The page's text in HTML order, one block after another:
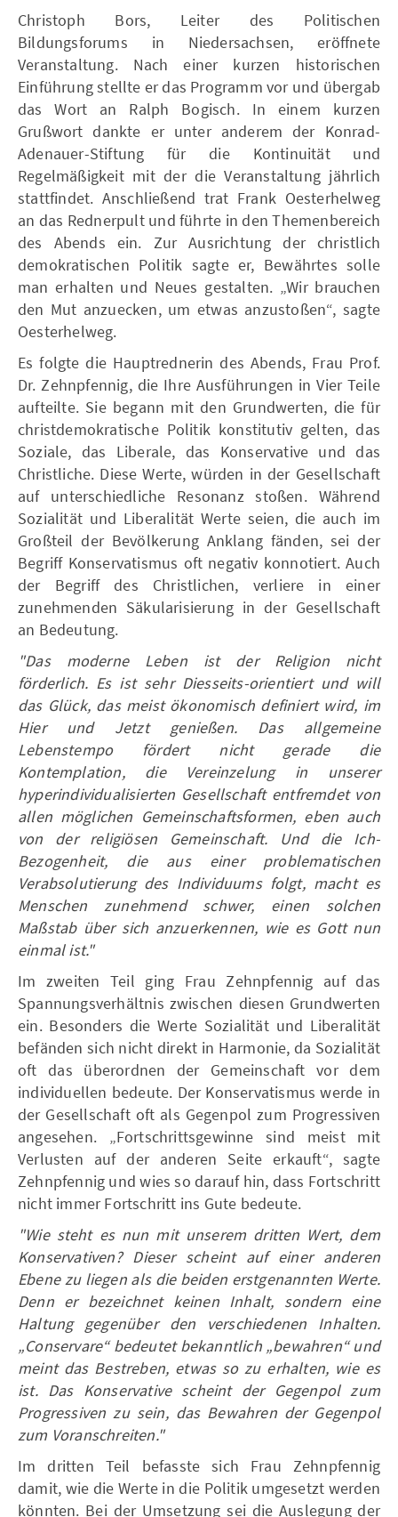
Christoph Bors, Leiter des Politischen
Bildungsforums in Niedersachsen, eröffnete
Veranstaltung. Nach einer kurzen historischen
Einführung stellte er das Programm vor und übergab
das Wort an Ralph Bogisch. In einem kurzen
Grußwort dankte er unter anderem der Konrad-
Adenauer-Stiftung für die Kontinuität und
Regelmäßigkeit mit der die Veranstaltung jährlich
stattfindet. Anschließend trat Frank Oesterhelweg
an das Rednerpult und führte in den Themenbereich
des Abends ein. Zur Ausrichtung der christlich
demokratischen Politik sagte er, Bewährtes solle
man erhalten und Neues gestalten. „Wir brauchen
den Mut anzuecken, um etwas anzustoßen“, sagte
Oesterhelweg.
Es folgte die Hauptrednerin des Abends, Frau Prof.
Dr. Zehnpfennig, die Ihre Ausführungen in Vier Teile
aufteilte. Sie begann mit den Grundwerten, die für
christdemokratische Politik konstitutiv gelten, das
Soziale, das Liberale, das Konservative und das
Christliche. Diese Werte, würden in der Gesellschaft
auf unterschiedliche Resonanz stoßen. Während
Sozialität und Liberalität Werte seien, die auch im
Großteil der Bevölkerung Anklang fänden, sei der
Begriff Konservatismus oft negativ konnotiert. Auch
der Begriff des Christlichen, verliere in einer
zunehmenden Säkularisierung in der Gesellschaft
an Bedeutung.
"Das moderne Leben ist der Religion nicht
förderlich. Es ist sehr Diesseits-orientiert und will
das Glück, das meist ökonomisch definiert wird, im
Hier und Jetzt genießen. Das allgemeine
Lebenstempo fördert nicht gerade die
Kontemplation, die Vereinzelung in unserer
hyperindividualisierten Gesellschaft entfremdet von
allen möglichen Gemeinschaftsformen, eben auch
von der religiösen Gemeinschaft. Und die Ich-
Bezogenheit, die aus einer problematischen
Verabsolutierung des Individuums folgt, macht es
Menschen zunehmend schwer, einen solchen
Maßstab über sich anzuerkennen, wie es Gott nun
einmal ist."
Im zweiten Teil ging Frau Zehnpfennig auf das
Spannungsverhältnis zwischen diesen Grundwerten
ein. Besonders die Werte Sozialität und Liberalität
befänden sich nicht direkt in Harmonie, da Sozialität
oft das überordnen der Gemeinschaft vor dem
individuellen bedeute. Der Konservatismus werde in
der Gesellschaft oft als Gegenpol zum Progressiven
angesehen. „Fortschrittsgewinne sind meist mit
Verlusten auf der anderen Seite erkauft“, sagte
Zehnpfennig und wies so darauf hin, dass Fortschritt
nicht immer Fortschritt ins Gute bedeute.
"Wie steht es nun mit unserem dritten Wert, dem
Konservativen? Dieser scheint auf einer anderen
Ebene zu liegen als die beiden erstgenannten Werte.
Denn er bezeichnet keinen Inhalt, sondern eine
Haltung gegenüber den verschiedenen Inhalten.
„Conservare“ bedeutet bekanntlich „bewahren“ und
meint das Bestreben, etwas so zu erhalten, wie es
ist. Das Konservative scheint der Gegenpol zum
Progressiven zu sein, das Bewahren der Gegenpol
zum Voranschreiten."
Im dritten Teil befasste sich Frau Zehnpfennig
damit, wie die Werte in die Politik umgesetzt werden
könnten. Bei der Umsetzung sei die Auslegung der